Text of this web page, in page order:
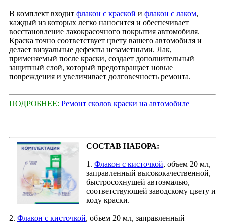
В комплект входит флакон с краской и флакон с лаком,
каждый из которых легко наносится и обеспечивает
восстановление лакокрасочного покрытия автомобиля.
Краска точно соответствует цвету вашего автомобиля и
делает визуальные дефекты незаметными. Лак,
применяемый после краски, создает дополнительный
защитный слой, который предотвращает новые
повреждения и увеличивает долговечность ремонта.
ПОДРОБНЕЕ: Ремонт сколов краски на автомобиле
СОСТАВ НАБОРА:
1. Флакон с кисточкой, объем 20 мл,
заправленный высококачественной,
быстросохнущей автоэмалью,
соответствующей заводскому цвету и
коду краски.
2. Флакон с кисточкой, объем 20 мл, заправленный